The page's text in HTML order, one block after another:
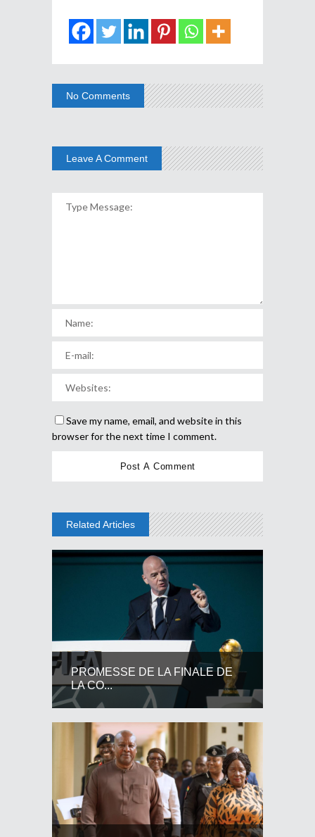
No Comments
Leave A Comment
Save my name, email, and website in this
browser for the next time I comment.
Related Articles
PROMESSE DE LA FINALE DE
LA CO...